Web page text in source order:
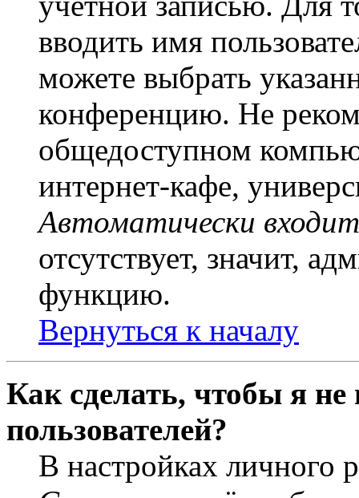
вводить имя
можете выбрать
конференцию. Не
общедоступном
интернет-кафе,
Автоматически
отсутствует, значит,
функцию.
Вернуться к началу
Как сделать, чтобы я
пользователей?
В настройках личного